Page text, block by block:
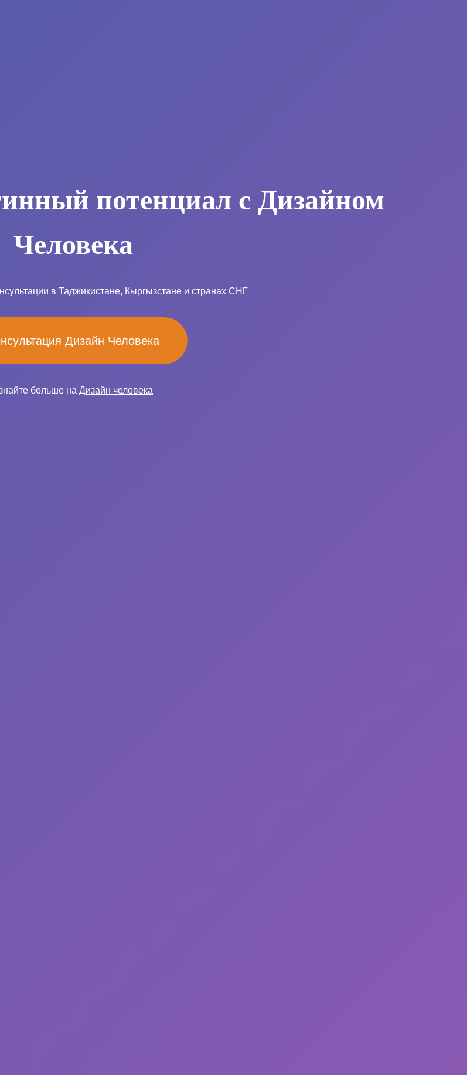
потенциал с Дизайном
Человека
в Таджикистане, Кыргызстане и странах СНГ
Дизайн Человека
больше на Дизайн человека